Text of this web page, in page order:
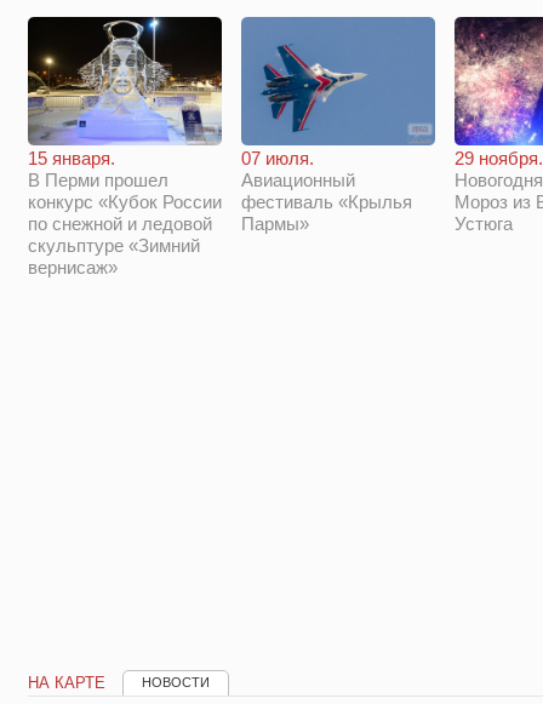
15 января.
В Перми прошел
конкурс «Кубок России
по снежной и ледовой
скульптуре «Зимний
вернисаж»
07 июля.
Авиационный
фестиваль «Крылья
Пармы»
29 ноября.
Мороз из
Устюга
НА КАРТЕ НОВОСТИ